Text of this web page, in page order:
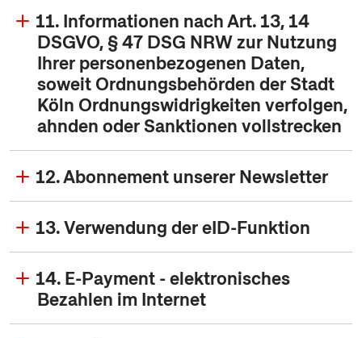
11. Informationen nach Art. 13, 14
DSGVO, § 47 DSG NRW zur Nutzung
Ihrer personenbezogenen Daten,
soweit Ordnungsbehörden der Stadt
Köln Ordnungswidrigkeiten verfolgen,
ahnden oder Sanktionen vollstrecken
12. Abonnement unserer Newsletter
13. Verwendung der eID-Funktion
14. E-Payment - elektronisches
Bezahlen im Internet